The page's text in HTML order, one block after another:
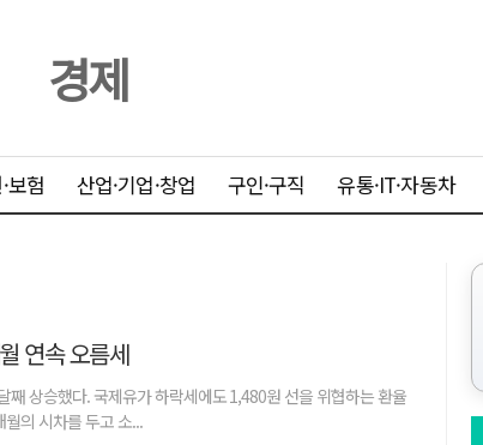
경제
보험 산업·기업·창업 구인·구직 유통·IT·자동차
연속 오름세
째 상승했다. 국제유가 하락세에도 1,480원 선을 위협하는 환율
의 시차를 두고 소...